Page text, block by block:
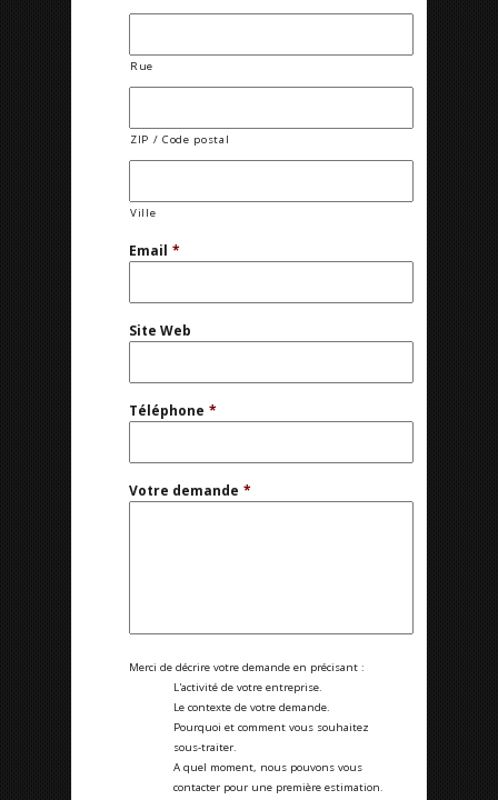
Rue
ZIP / Code postal
Ville
Email *
Site Web
Téléphone *
Votre demande *
Merci de décrire votre demande en précisant :
L'activité de votre entreprise.
Le contexte de votre demande.
Pourquoi et comment vous souhaitez
sous-traiter.
A quel moment, nous pouvons vous
contacter pour une première estimation.